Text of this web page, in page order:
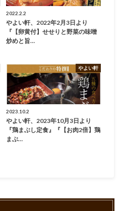
2022.2.2
やよい軒、2022年2月3日より
『【卵黄付】せせりと野菜の味噌
炒めと旨…
やよい軒
2023.10.2
やよい軒、2023年10月3日より
『鶏まぶし定食』『【お肉2倍】鶏
まぶ…